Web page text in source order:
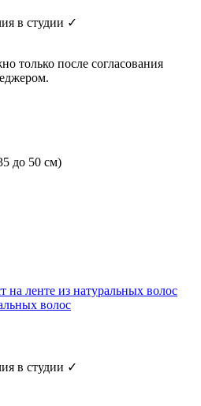
в студии ✓
только после согласования
до 50 см)
в студии ✓